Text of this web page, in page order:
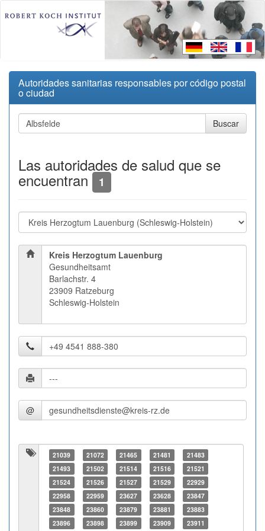
Autoridades sanitarias responsables por código postal
o ciudad
Las autoridades de salud que se
encuentran 1
Kreis Herzogtum Lauenburg
Gesundheitsamt
Barlachstr. 4
23909 Ratzeburg
Schleswig-Holstein
@
21039 21072 21465 21481
21483
21493
21502 21514 21516
21521
21524
21526 21527 21529
22929
22958
22959 23627 23628
23847
23848
23860 23879 23881
23883
23896
23898 23899 23909 23911